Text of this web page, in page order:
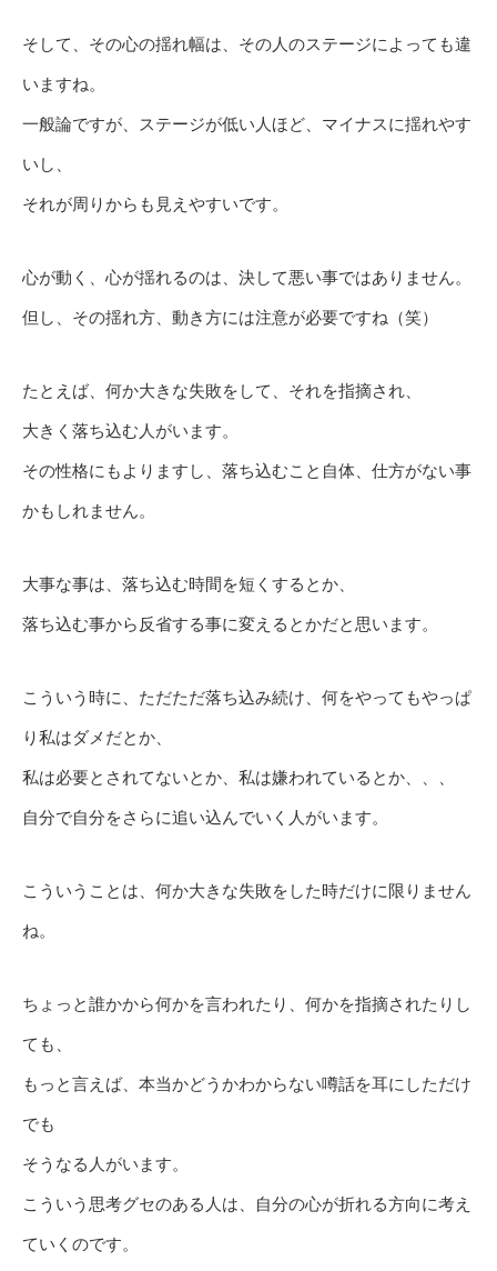
そして、その心の揺れ幅は、その人のステージによっても違
いますね。
一般論ですが、ステージが低い人ほど、マイナスに揺れやす
いし、
それが周りからも見えやすいです。
心が動く、心が揺れるのは、決して悪い事ではありません。
但し、その揺れ方、動き方には注意が必要ですね（笑）
たとえば、何か大きな失敗をして、それを指摘され、
大きく落ち込む人がいます。
その性格にもよりますし、落ち込むこと自体、仕方がない事
かもしれません。
大事な事は、落ち込む時間を短くするとか、
落ち込む事から反省する事に変えるとかだと思います。
こういう時に、ただただ落ち込み続け、何をやってもやっぱ
り私はダメだとか、
私は必要とされてないとか、私は嫌われているとか、、、
自分で自分をさらに追い込んでいく人がいます。
こういうことは、何か大きな失敗をした時だけに限りません
ね。
ちょっと誰かから何かを言われたり、何かを指摘されたりし
ても、
もっと言えば、本当かどうかわからない噂話を耳にしただけ
でも
そうなる人がいます。
こういう思考グセのある人は、自分の心が折れる方向に考え
ていくのです。